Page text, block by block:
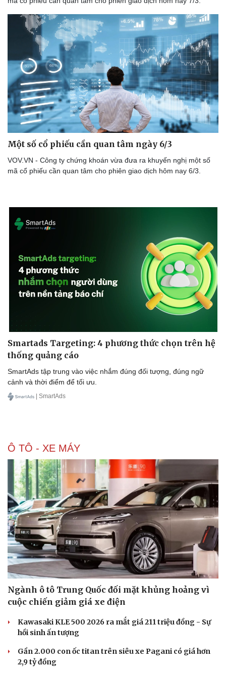
Doanh nghiệp
Thông tin doanh nghiệp
Doanh nghiệp 24h
Doanh nhân
Vì cộng đồng
Công nghệ
Sành điệu
Tin Công nghệ
Trải nghiệm
Chuyển đổi số
Một số cổ phiếu cần quan tâm ngày 6/3
VOV.VN - Công ty chứng khoán vừa đưa ra khuyến nghị một số
mã cổ phiếu cần quan tâm cho phiên giao dịch hôm nay 6/3.
Smartads Targeting: 4 phương thức chọn trên hệ
thống quảng cáo
SmartAds tập trung vào việc nhắm đúng đối tượng, đúng ngữ
cảnh và thời điểm để tối ưu.
| SmartAds
Ô TÔ - XE MÁY
Ngành ô tô Trung Quốc đối mặt khủng hoảng vì
cuộc chiến giảm giá xe điện
Kawasaki KLE 500 2026 ra mắt giá 211 triệu đồng - Sự
hồi sinh ấn tượng
Gần 2.000 con ốc titan trên siêu xe Pagani có giá hơn
2,9 tỷ đồng